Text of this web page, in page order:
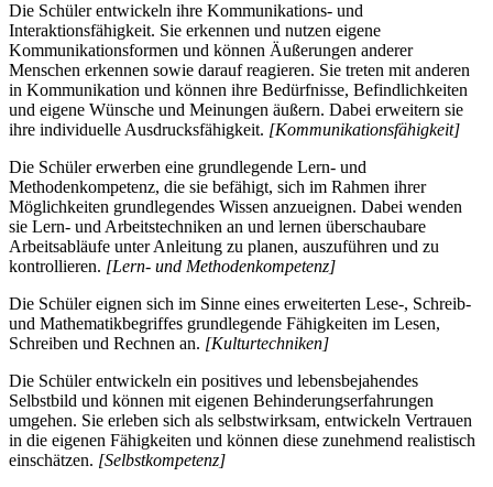
Die Schüler entwickeln ihre Kommunikations- und
Interaktionsfähigkeit. Sie erkennen und nutzen eigene
Kommunikationsformen und können Äußerungen anderer
Menschen erkennen sowie darauf reagieren. Sie treten mit anderen
in Kommunikation und können ihre Bedürfnisse, Befindlichkeiten
und eigene Wünsche und Meinungen äußern. Dabei erweitern sie
ihre individuelle Ausdrucksfähigkeit. [Kommunikationsfähigkeit]
Die Schüler erwerben eine grundlegende Lern- und
Methodenkompetenz, die sie befähigt, sich im Rahmen ihrer
Möglichkeiten grundlegendes Wissen anzueignen. Dabei wenden
sie Lern- und Arbeitstechniken an und lernen überschaubare
Arbeitsabläufe unter Anleitung zu planen, auszuführen und zu
kontrollieren. [Lern- und Methodenkompetenz]
Die Schüler eignen sich im Sinne eines erweiterten Lese-, Schreib-
und Mathematikbegriffes grundlegende Fähigkeiten im Lesen,
Schreiben und Rechnen an. [Kulturtechniken]
Die Schüler entwickeln ein positives und lebensbejahendes
Selbstbild und können mit eigenen Behinderungserfahrungen
umgehen. Sie erleben sich als selbstwirksam, entwickeln Vertrauen
in die eigenen Fähigkeiten und können diese zunehmend realistisch
einschätzen. [Selbstkompetenz]